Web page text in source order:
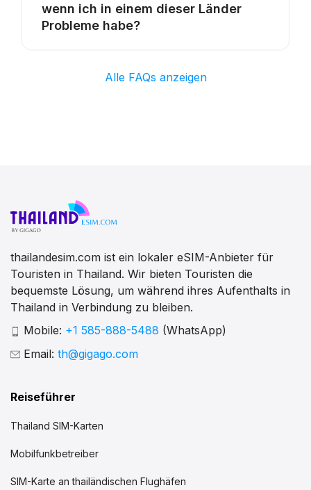
wenn ich in einem dieser Länder
Probleme habe?
Alle FAQs anzeigen
thailandesim.com ist ein lokaler eSIM-Anbieter für
Touristen in Thailand. Wir bieten Touristen die
bequemste Lösung, um während ihres Aufenthalts in
Thailand in Verbindung zu bleiben.
Mobile: +1 585-888-5488 (WhatsApp)
Email: th@gigago.com
Reiseführer
Thailand SIM-Karten
Mobilfunkbetreiber
SIM-Karte an thailändischen Flughäfen